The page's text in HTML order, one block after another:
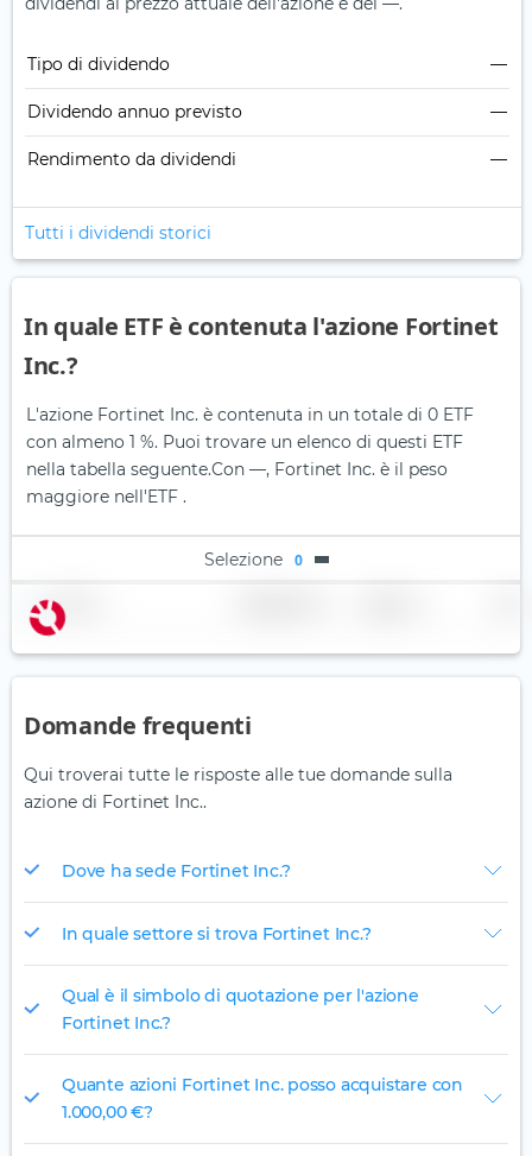
Tipo di dividendo —
Dividendo annuo previsto —
Rendimento da dividendi —
Tutti i dividendi storici
In quale ETF è contenuta l'azione Fortinet
Inc.?
L'azione Fortinet Inc. è contenuta in un totale di 0 ETF
con almeno 1 %. Puoi trovare un elenco di questi ETF
nella tabella seguente.Con —, Fortinet Inc. è il peso
maggiore nell'ETF .
Selezione 0
Nome
Domande frequenti
Qui troverai tutte le risposte alle tue domande sulla
azione di Fortinet Inc..
Dove ha sede Fortinet Inc.?
In quale settore si trova Fortinet Inc.?
Qual è il simbolo di quotazione per l'azione
Fortinet Inc.?
Quante azioni Fortinet Inc. posso acquistare con
1.000,00 €?